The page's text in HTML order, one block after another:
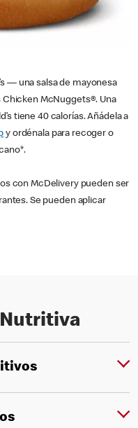
— una salsa de mayonesa
McNuggets®. Una
tiene 40 calorías. Añádela a
y ordénala para recoger o
con McDelivery pueden ser
Se pueden aplicar